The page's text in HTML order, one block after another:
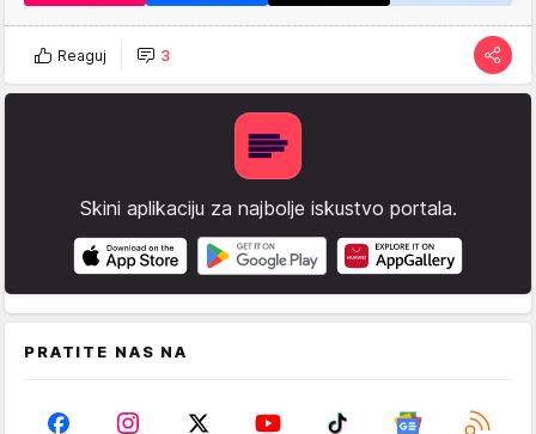
Reaguj 3
Skini aplikaciju za najbolje iskustvo portala.
PRATITE NAS NA